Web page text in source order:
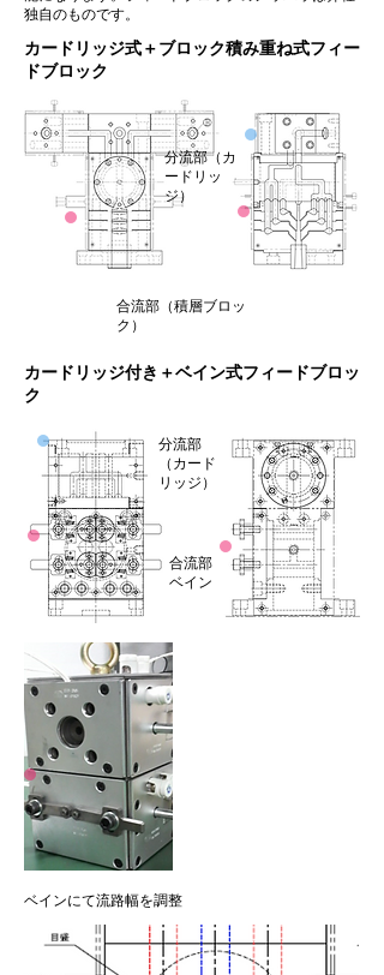
独自のものです。
カードリッジ式＋ブロック積み重ね式フィー
ドブロック
分流部（カ
ードリッ
ジ）
合流部（積層ブロッ
ク）
​カードリッジ付き＋ベイン式フィードブロッ
ク
合流部​
ベイン
分流部
（カード
リッジ）
ベインにて流路幅を調整